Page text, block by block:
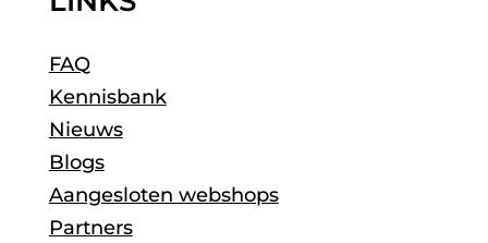
FAQ
Kennisbank
Nieuws
Blogs
Aangesloten webshops
Partners